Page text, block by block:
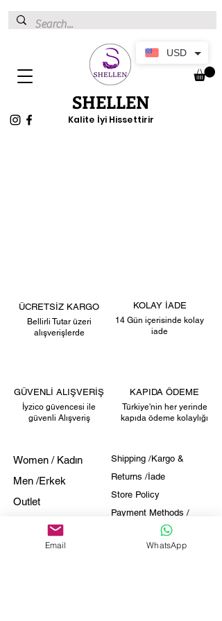
SHELLEN
Kalite İyi Hissettirir
ÜCRETSİZ KARGO
Bellirli Tutar üzeri
alışverişlerde
KOLAY İADE
14 Gün içerisinde kolay
iade
GÜVENLİ ALIŞVERİŞ
İyzico güvencesi ile
güvenli Alışveriş
KAPIDA ÖDEME
Türkiye'nin her yerinde
kapıda ödeme kolaylığı
Women / Kadın
Men /Erkek
Outlet
About /Hakkımızda
Contact / İletişim
Shipping /Kargo &
Returns /İade
Store Policy
Payment Methods /
Email WhatsApp
USD